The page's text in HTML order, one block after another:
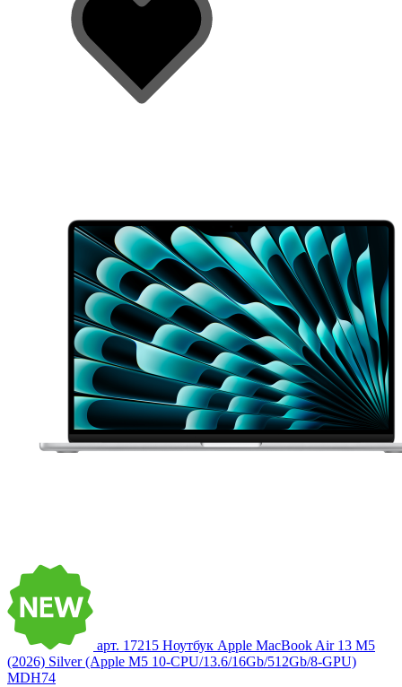
арт. 17215 Ноутбук Apple MacBook Air 13 M5
(2026) Silver (Apple M5 10-CPU/13.6/16Gb/512Gb/8-GPU)
MDH74